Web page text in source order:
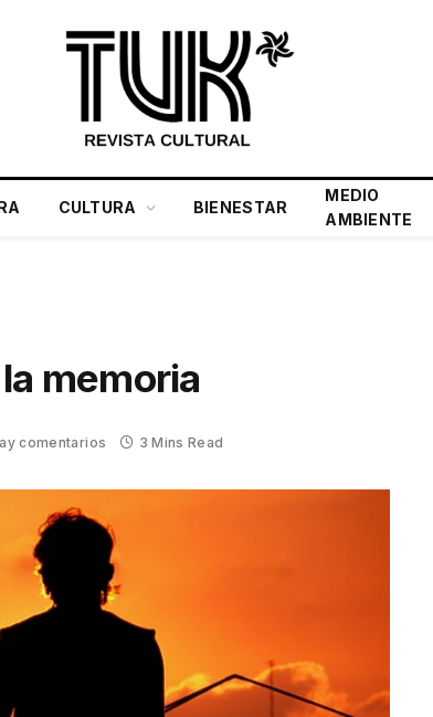
CULTURA BIENESTAR
MEDIO
AMBIENTE
memoria
comentarios 3 Mins Read